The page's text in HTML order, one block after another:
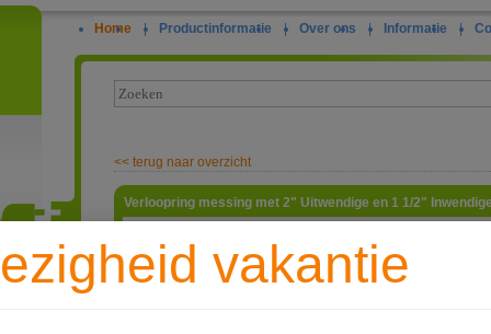
Home | Productinformatie | Over ons | Informatie |
vakantie
<< terug naar overzicht
Verloopring messing met 2" Uitwendige en 1 1/2"
1/2"